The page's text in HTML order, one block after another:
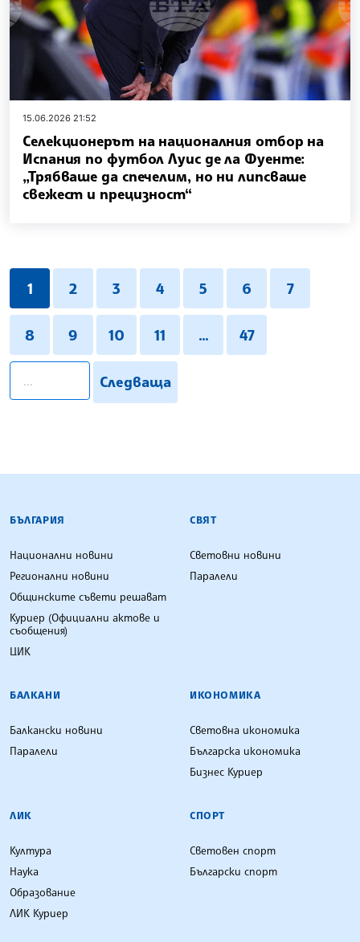
15.06.2026 21:52
Селекционерът на националния отбор на
Испания по футбол Луис де ла Фуенте:
„Трябваше да спечелим, но ни липсваше
свежест и прецизност“
1 2 3 4 5 6 7
8 9 10 11 ... 47
Следваща
БЪЛГАРСКА ТЕЛЕГРАФНА АГЕНЦИЯ
БЪЛГАРИЯ
Национални новини
Регионални новини
Общинските съвети решават
Куриер (Официални актове и
съобщения)
ЦИК
СВЯТ
Световни новини
Паралели
БАЛКАНИ
Балкански новини
Паралели
ИКОНОМИКА
Световна икономика
Българска икономика
Бизнес Куриер
ЛИК
Култура
Наука
Образование
ЛИК Куриер
СПОРТ
Световен спорт
Български спорт